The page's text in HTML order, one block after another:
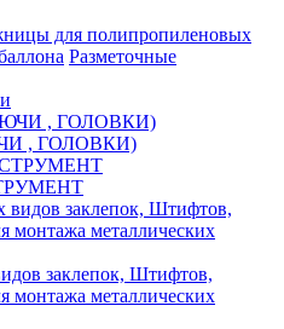
для полипропиленовых
Разметочные
, ГОЛОВКИ)
заклепок, Штифтов,
металлических